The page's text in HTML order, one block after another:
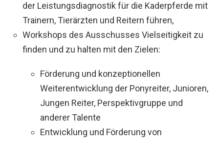
der Leistungsdiagnostik für die Kaderpferde mit
Trainern, Tierärzten und Reitern führen,
Workshops des Ausschusses Vielseitigkeit zu
finden und zu halten mit den Zielen:
Förderung und konzeptionellen
Weiterentwicklung der Ponyreiter, Junioren,
Jungen Reiter, Perspektivgruppe und
anderer Talente
Entwicklung und Förderung von